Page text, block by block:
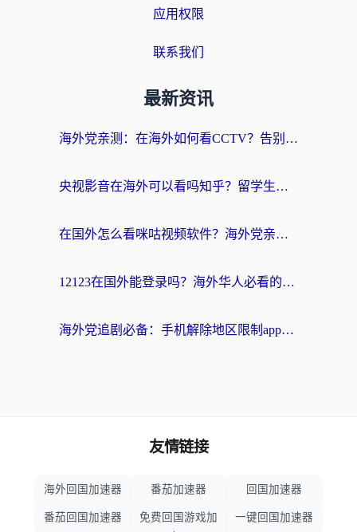
应用权限
联系我们
最新资讯
海外党亲测：在海外如何看CCTV？告别“仅限大陆播放”的实用指南
央视影音在海外可以看吗知乎？留学生亲测：3步解决地域限制+追剧自由
在国外怎么看咪咕视频软件？海外党亲测有效的回国加速方案
12123在国外能登录吗？海外华人必看的回国加速实用指南
海外党追剧必备：手机解除地区限制app怎么选？解决央视视频&国内剧地区限制全指南
友情链接
海外回国加速器 番茄加速器 回国加速器
番茄回国加速器
免费回国游戏加
一键回国加速器